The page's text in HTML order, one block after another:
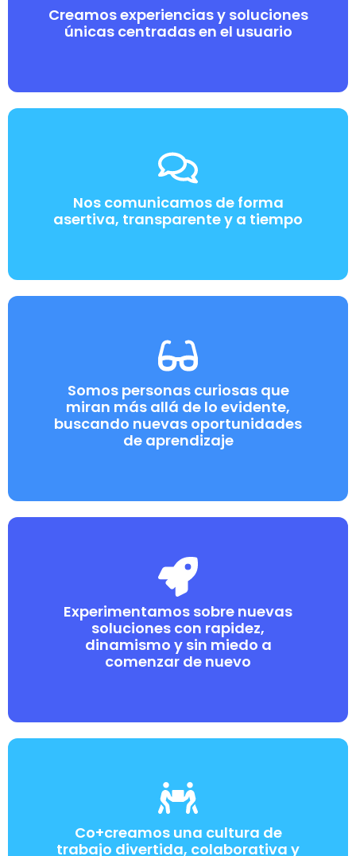
Creamos experiencias y soluciones
únicas centradas en el usuario
Nos comunicamos de forma
asertiva, transparente y a tiempo
Somos personas curiosas que
miran más allá de lo evidente,
buscando nuevas oportunidades
de aprendizaje
Experimentamos sobre nuevas
soluciones con rapidez,
dinamismo y sin miedo a
comenzar de nuevo
Co+creamos una cultura de
trabajo divertida, colaborativa y